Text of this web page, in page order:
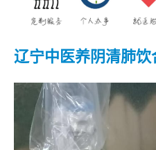
面向企业
服务指南
跑腿网店
辽宁中医养阴清肺饮